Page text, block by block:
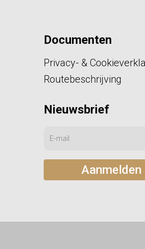
Documenten
Privacy- &
Routebeschrijving
Nieuwsbrief